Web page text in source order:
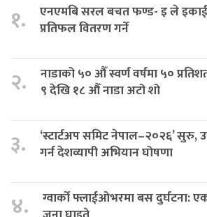
१.
एनएमबि सरल बचत फण्ड- इ ले
प्रतिफल वितरण गर्ने
२.
नाडाको ५० औँ स्वर्ण वर्षमा ५०
९ देखि १८ औँ नाडा अटो शो
३.
‘स्टार्टअप समिट नेपाल–२०२६’ सुरु,
गर्न देशव्यापी अभियान घोषणा
४.
ग्वार्को फ्लाईओभरमा बस दुर्घटना: